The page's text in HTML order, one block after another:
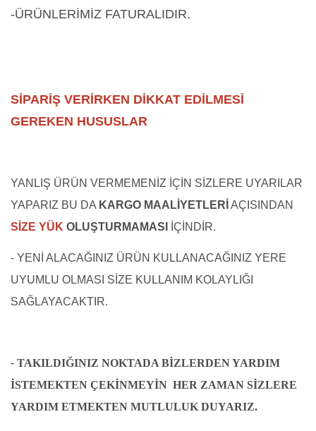
-ÜRÜNLERİMİZ FATURALIDIR.
SİPARİŞ VERİRKEN DİKKAT EDİLMESİ
GEREKEN HUSUSLAR
YANLIŞ ÜRÜN VERMEMENİZ İÇİN SİZLERE UYARILAR
YAPARIZ BU DA KARGO MAALİYETLERİ AÇISINDAN
SİZE YÜK OLUŞTURMAMASI İÇİNDİR.
- YENİ ALACAĞINIZ ÜRÜN KULLANACAĞINIZ YERE
UYUMLU OLMASI SİZE KULLANIM KOLAYLIĞI
SAĞLAYACAKTIR.
- TAKILDIĞINIZ NOKTADA BİZLERDEN YARDIM
İSTEMEKTEN ÇEKİNMEYİN HER ZAMAN SİZLERE
YARDIM ETMEKTEN MUTLULUK DUYARIZ.